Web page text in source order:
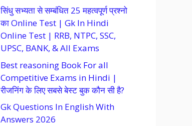
सिंधु सभ्यता से सम्बंधित 25 महत्वपूर्ण प्रश्नो
का Online Test | Gk In Hindi
Online Test | RRB, NTPC, SSC,
UPSC, BANK, & All Exams
Best reasoning Book For all
Competitive Exams in Hindi |
रीजनिंग के लिए सबसे बेस्ट बुक कौन सी है?
Gk Questions In English With
Answers 2026